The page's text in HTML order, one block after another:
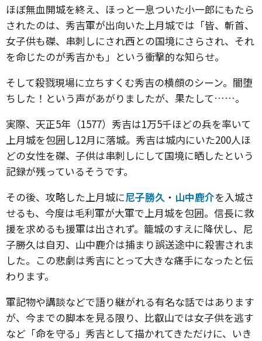
ほぼ無血開城を終え、ほっと一息ついた小一郎にもたら
されたのは、秀吉軍が出向いた上月城では「皆、斬首、
女子供も磔、串刺しにされ西との国境にさらされ、それ
を命じたのが秀吉かも」という衝撃的な知らせ。
そして殺戮現場に立ちすくむ秀吉の横顔のシーン。闇堕
ちした！という声があがりましたが、果たして……。
実際、天正5年（1577）秀吉は1万5千ほどの兵を率いて
上月城を包囲し12月に落城。秀吉は城内にいた200人ほ
どの女性を磔、子供は串刺しにして国境に晒したという
記録が残っているそうです。
その後、攻略した上月城に尼子勝久 ・ 山中鹿介を入城さ
せるも、今度は毛利軍が大軍で上月城を包囲。信長に救
援を求めるも援軍は出されず。籠城のすえに降伏し、尼
子勝久は自刃、山中鹿介は捕まり誤送途中に殺害されま
した。この悲劇は秀吉にとって大きな痛手になったと伝
わります。
軍記物や講談などで語り継がれる有名な話ではあります
が、今までの脚本を見る限り、比叡山では女子供を逃す
など「命を守る」秀吉として描かれてきただけに、いき